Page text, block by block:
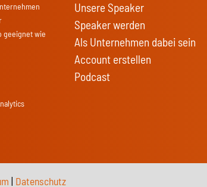
geeignet wie
Unsere Speaker
Speaker werden
Als Unternehmen dabei sein
Account erstellen
Podcast
| Datenschutz